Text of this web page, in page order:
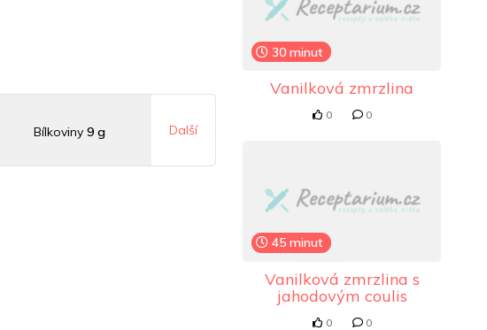
Bílkoviny 9 g Další
30 minut
Vanilková zmrzlina
0 0
45 minut
Vanilková zmrzlina s
jahodovým coulis
0 0